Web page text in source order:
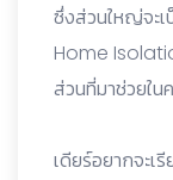
ซึ่งส่วนใหญ่จะ
Home
ส่วนที่มาช่วยใน
เดียร์อยากจะเ